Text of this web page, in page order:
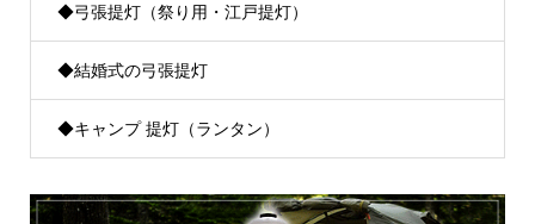
◆弓張提灯（祭り用・江戸提灯）
◆結婚式の弓張提灯
◆キャンプ 提灯（ランタン）